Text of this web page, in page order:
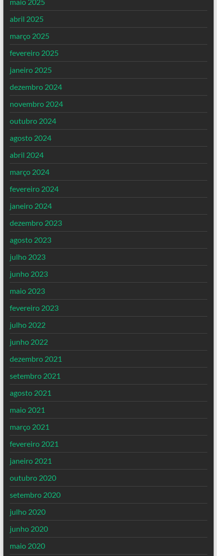
abril 2025
março 2025
fevereiro 2025
janeiro 2025
dezembro 2024
novembro 2024
outubro 2024
agosto 2024
abril 2024
março 2024
fevereiro 2024
janeiro 2024
dezembro 2023
agosto 2023
julho 2023
junho 2023
maio 2023
fevereiro 2023
julho 2022
junho 2022
dezembro 2021
setembro 2021
agosto 2021
maio 2021
março 2021
fevereiro 2021
janeiro 2021
outubro 2020
setembro 2020
julho 2020
junho 2020
maio 2020